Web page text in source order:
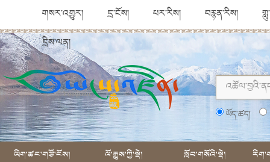
གསར་འགྱུར། དྲ་ངོས། པར་རིས། བརྙན་རིས།
དྲིས་ལན།
ཡོད་ཚད།
ཡིག་ཚང་གཙོ་ངོས། ལོ་རྒྱུས་ཀྱི་སྡེ། སློབ་གསོའི་སྡེ།